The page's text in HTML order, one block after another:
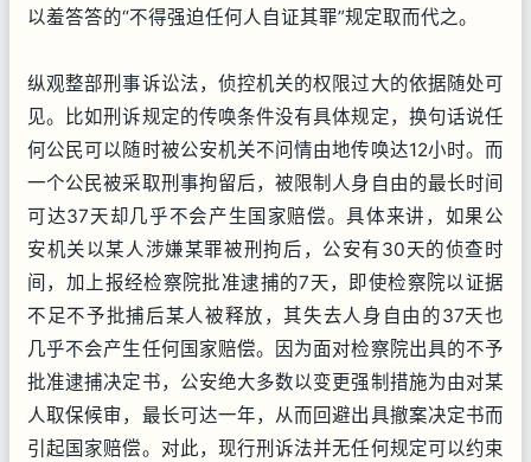
以羞答答的“不得强迫任何人自证其罪”规定取而代之。
纵观整部刑事诉讼法，侦控机关的权限过大的依据随处可
见。比如刑诉规定的传唤条件没有具体规定，换句话说任
何公民可以随时被公安机关不问情由地传唤达12小时。而
一个公民被采取刑事拘留后，被限制人身自由的最长时间
可达37天却几乎不会产生国家赔偿。具体来讲，如果公
安机关以某人涉嫌某罪被刑拘后，公安有30天的侦查时
间，加上报经检察院批准逮捕的7天，即使检察院以证据
不足不予批捕后某人被释放，其失去人身自由的37天也
几乎不会产生任何国家赔偿。因为面对检察院出具的不予
批准逮捕决定书，公安绝大多数以变更强制措施为由对某
人取保候审，最长可达一年，从而回避出具撤案决定书而
引起国家赔偿。对此，现行刑诉法并无任何规定可以约束